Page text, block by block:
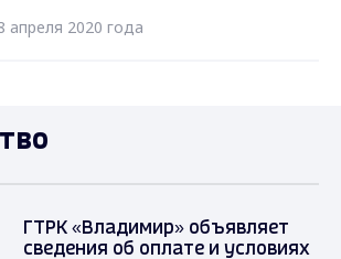
апреля 2020 года
ГТРК «Владимир» объявляет
сведения об оплате и условиях